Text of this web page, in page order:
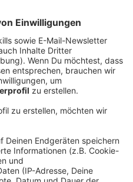
Single "Medicine“
allererste Song, den
Session für
hat. James dazu:
Ode an das eigene
und
stärkenden Kräfte
Es ist,
der perfekte Song